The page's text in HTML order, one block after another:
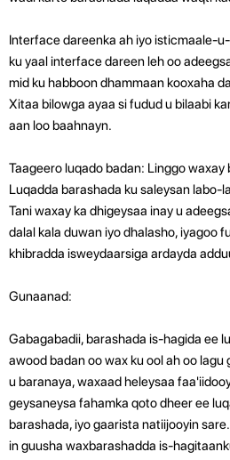
Interface dareenka ah iyo isticmaale-
ku yaal interface dareen leh oo
mid ku habboon dhammaan kooxaha
Xitaa bilowga ayaa si fudud u bilaabi
aan loo baahnayn.
Taageero luqado badan: Linggo waxay
Luqadda barashada ku saleysan labo-
Tani waxay ka dhigeysaa inay u
dalal kala duwan iyo dhalasho, iyagoo
khibradda isweydaarsiga ardayda
Gunaanad:
Gabagabadii, barashada is-hagida ee
awood badan oo wax ku ool ah oo
u baranaya, waxaad heleysaa
geysaneysa fahamka qoto dheer ee
barashada, iyo gaarista natiijooyin
in guusha waxbarashadda is-